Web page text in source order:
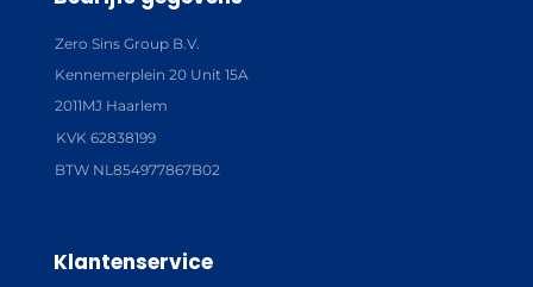
Zero Sins Group B.V.
Kennemerplein 20 Unit 15A
2011MJ Haarlem
KVK 62838199
BTW NL854977867B02
Klantenservice